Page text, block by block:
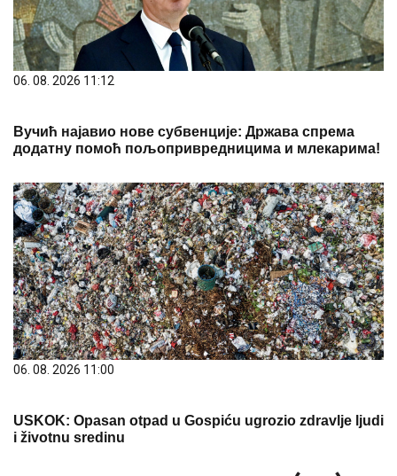
06. 08. 2026 11:12
Вучић најавио нове субвенције: Држава спрема
додатну помоћ пољопривредницима и млекарима!
06. 08. 2026 11:00
USKOK: Opasan otpad u Gospiću ugrozio zdravlje ljudi
i životnu sredinu